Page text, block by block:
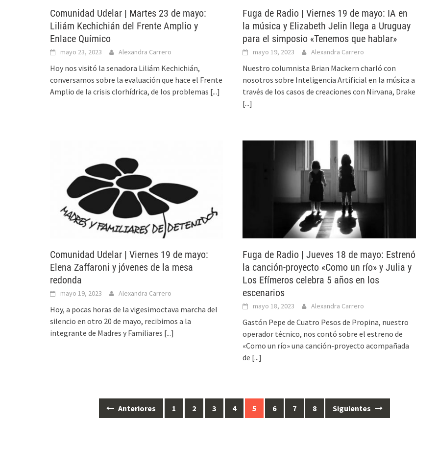
Comunidad Udelar | Martes 23 de mayo:
Liliám Kechichián del Frente Amplio y
Enlace Químico
mayo 23, 2023 Alexandra Carrero
Hoy nos visitó la senadora Liliám Kechichián,
conversamos sobre la evaluación que hace el Frente
Amplio de la crisis clorhídrica, de los problemas [...]
Fuga de Radio | Viernes 19 de mayo: IA en
la música y Elizabeth Jelin llega a Uruguay
para el simposio «Tenemos que hablar»
mayo 19, 2023 Alexandra Carrero
Nuestro columnista Brian Mackern charló con
nosotros sobre Inteligencia Artificial en la música a
través de los casos de creaciones con Nirvana, Drake
[...]
Comunidad Udelar | Viernes 19 de mayo:
Elena Zaffaroni y jóvenes de la mesa
redonda
mayo 19, 2023 Alexandra Carrero
Hoy, a pocas horas de la vigesimoctava marcha del
silencio en otro 20 de mayo, recibimos a la
integrante de Madres y Familiares [...]
Fuga de Radio | Jueves 18 de mayo: Estrenó
la canción-proyecto «Como un río» y Julia y
Los Efímeros celebra 5 años en los
escenarios
mayo 18, 2023 Alexandra Carrero
Gastón Pepe de Cuatro Pesos de Propina, nuestro
operador técnico, nos contó sobre el estreno de
«Como un río» una canción-proyecto acompañada
de [...]
Anteriores 1 2 3 4 5 6 7 8 Siguientes